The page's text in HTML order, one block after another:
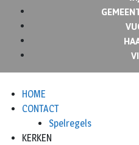
HOME
CONTACT
Spelregels
KERKEN